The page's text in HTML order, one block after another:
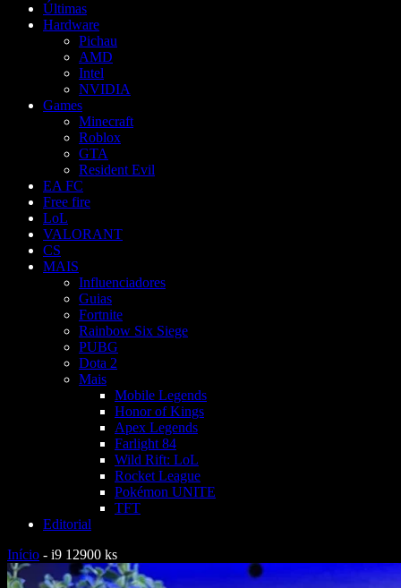
Últimas
Hardware
Pichau
AMD
Intel
NVIDIA
Games
Minecraft
Roblox
GTA
Resident Evil
EA FC
Free fire
LoL
VALORANT
CS
MAIS
Influenciadores
Guias
Fortnite
Rainbow Six Siege
PUBG
Dota 2
Mais
Mobile Legends
Honor of Kings
Apex Legends
Farlight 84
Wild Rift: LoL
Rocket League
Pokémon UNITE
TFT
Editorial
Início - i9 12900 ks